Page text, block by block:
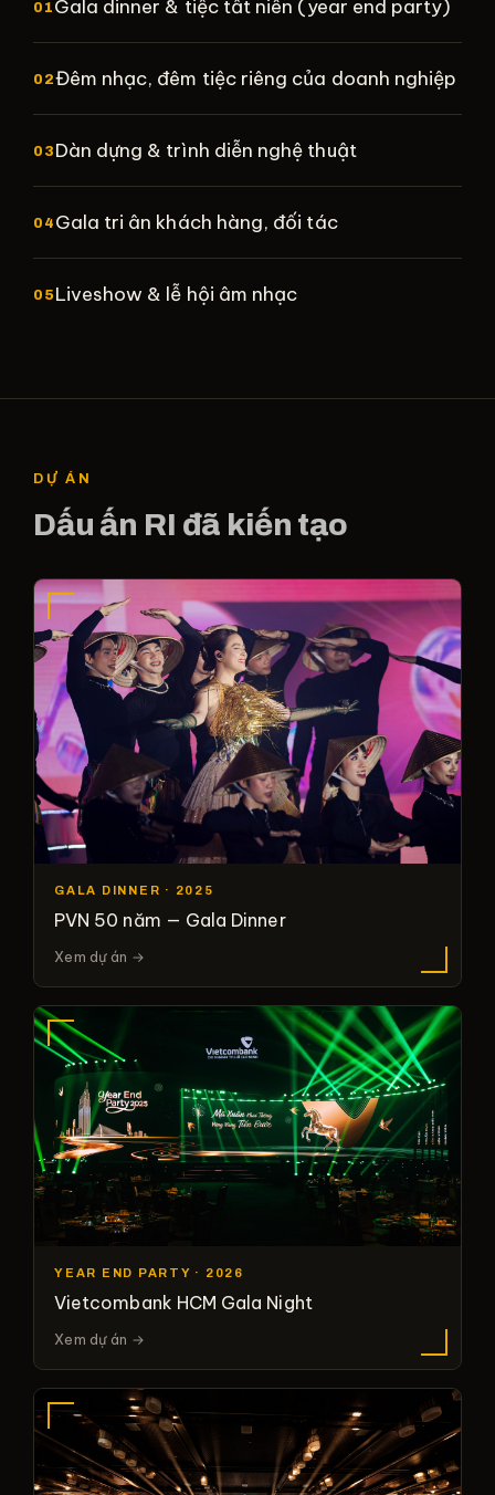
01 Gala dinner & tiệc tất niên (year end party)
02Đêm nhạc, đêm tiệc riêng của doanh nghiệp
03 Dàn dựng & trình diễn nghệ thuật
04 Gala tri ân khách hàng, đối tác
05 Liveshow & lễ hội âm nhạc
DỰ ÁN
Dấu ấn RI đã kiến tạo
GALA DINNER · 2025
PVN 50 năm — Gala Dinner
Xem dự án →
YEAR END PARTY · 2026
Vietcombank HCM Gala Night
Xem dự án →